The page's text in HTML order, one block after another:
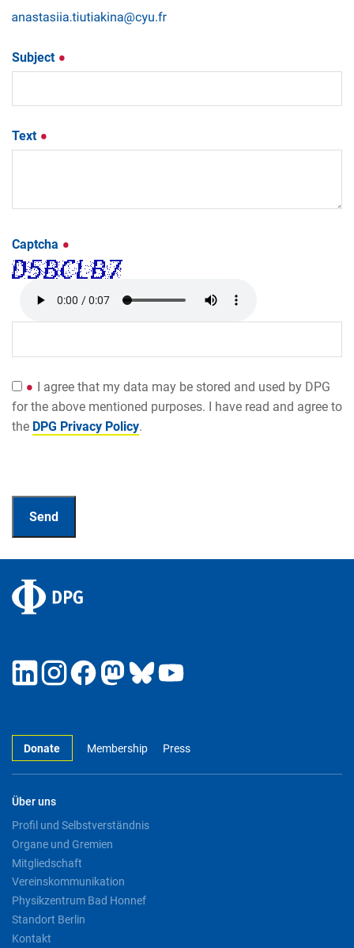
Subject
Text
Captcha
I agree that my data may be stored and used by DPG
for the above mentioned purposes. I have read and agree to
the DPG Privacy Policy.
Donate Membership Press
Über uns
Profil und Selbstverständnis
Organe und Gremien
Mitgliedschaft
Vereinskommunikation
Physikzentrum Bad Honnef
Standort Berlin
Kontakt